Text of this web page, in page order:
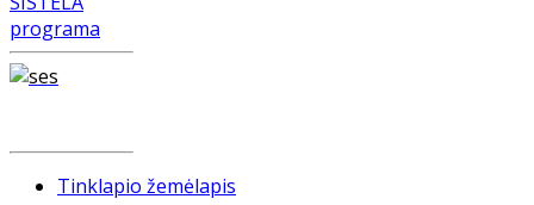
Tinklapio žemėlapis